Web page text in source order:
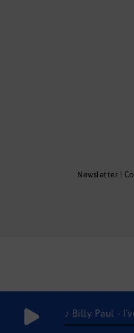
Newsletter
♪ Billy Paul -